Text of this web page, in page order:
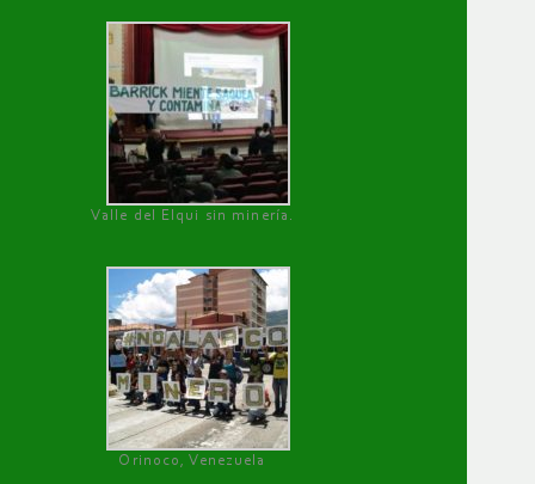
Valle del Elqui sin minería.
Orinoco, Venezuela